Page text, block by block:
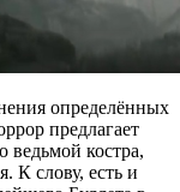
определённых
предлагает
ведьмой костра,
К слову, есть и